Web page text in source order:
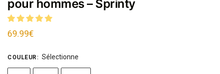
pour hommes – Sprinty
69.99€
COULEUR : Sélectionne